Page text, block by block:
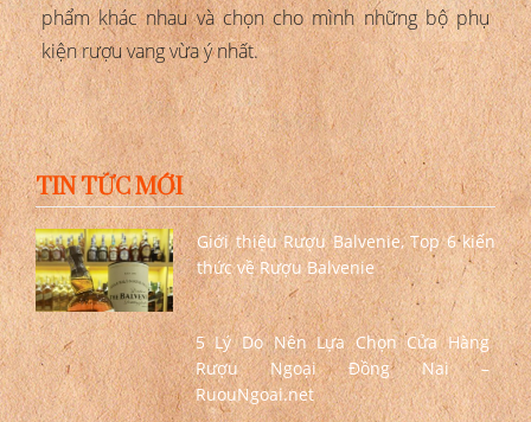
phẩm khác nhau và chọn cho mình những bộ phụ
kiện rượu vang vừa ý nhất.
TIN TỨC MỚI
Giới thiệu Rượu Balvenie, Top 6 kiến
thức về Rượu Balvenie
5 Lý Do Nên Lựa Chọn Cửa Hàng
Rượu Ngoại Đồng Nai –
RuouNgoai.net